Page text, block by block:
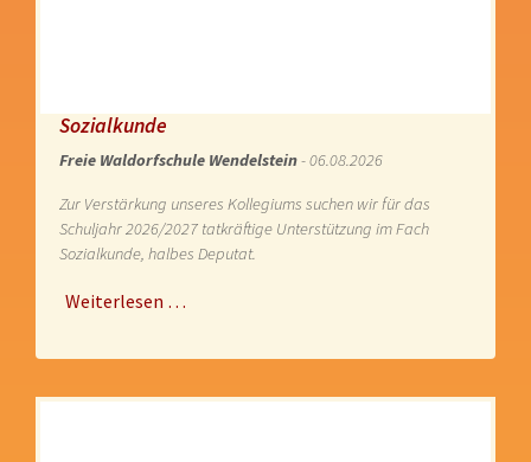
Sozialkunde
Freie Waldorfschule Wendelstein- 06.08.2026
Zur Verstärkung unseres Kollegiums suchen wir für das
Schuljahr 2026/2027 tatkräftige Unterstützung im Fach
Sozialkunde, halbes Deputat.
Weiterlesen …